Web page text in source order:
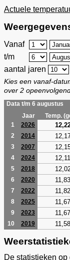
Actuele
Vanaf
t/m
aantal jaren
Kies een vanaf-
over 2
Data t/m 6 augustus
Jaar
Temp.
1
2026
2 2014
3 2007
4 2024 12,11
5 2018
6 2020 11,83
7 2022 11,82
8 2025 11,67
9 2023 11,67
10 2019 11,58
De statistieken